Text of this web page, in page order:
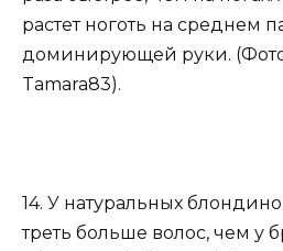
растет ноготь на среднем
доминирующей руки.
Tamara83).
14. У натуральных
треть больше волос, чем у